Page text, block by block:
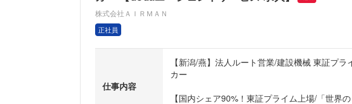
株式会社ＡＩＲＭＡＮ
正社員
仕事内容
【新潟/燕】法人ルート営業/建設機械 東証プ
カー
【国内シェア90%！東証プライム上場/「世界